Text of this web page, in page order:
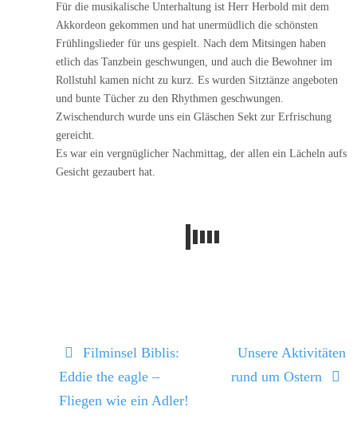
Für die musikalische Unterhaltung ist Herr Herbold mit dem
Akkordeon gekommen und hat unermüdlich die schönsten
Frühlingslieder für uns gespielt. Nach dem Mitsingen haben
etlich das Tanzbein geschwungen, und auch die Bewohner im
Rollstuhl kamen nicht zu kurz. Es wurden Sitztänze angeboten
und bunte Tücher zu den Rhythmen geschwungen.
Zwischendurch wurde uns ein Gläschen Sekt zur Erfrischung
gereicht.
Es war ein vergnüglicher Nachmittag, der allen ein Lächeln aufs
Gesicht gezaubert hat.
Filminsel Biblis:
Eddie the eagle –
Fliegen wie ein Adler!
Unsere Aktivitäten
rund um Ostern